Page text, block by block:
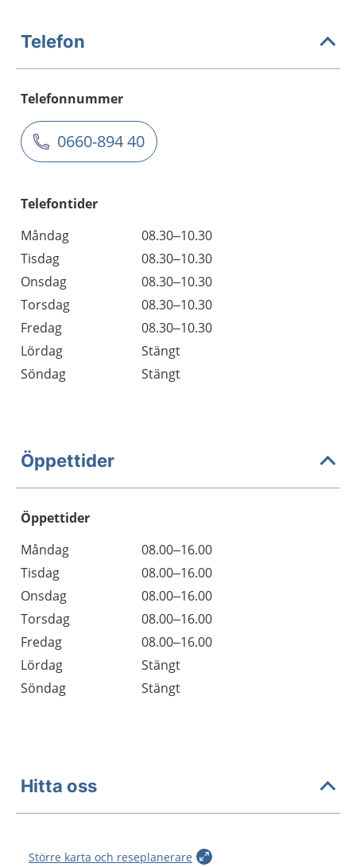
Telefon
Telefonnummer
0660-894 40
Telefontider
Måndag
08.30–10.30
Tisdag
08.30–10.30
Onsdag
08.30–10.30
Torsdag
08.30–10.30
Fredag
08.30–10.30
Lördag
Stängt
Söndag
Stängt
Öppettider
Öppettider
Dag
Öppettider
Kommentarer
Måndag
08.00–16.00
Tisdag
08.00–16.00
Onsdag
08.00–16.00
Torsdag
08.00–16.00
Fredag
08.00–16.00
Lördag
Stängt
Söndag
Stängt
Hitta oss
Större karta och reseplanerare